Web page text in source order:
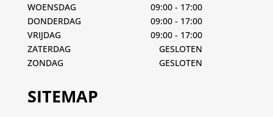
WOENSDAG
09:00 - 17:00
DONDERDAG
09:00 - 17:00
VRIJDAG
09:00 - 17:00
ZATERDAG
GESLOTEN
ZONDAG
GESLOTEN
SITEMAP